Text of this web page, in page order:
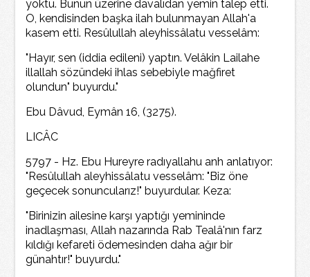
yoktu. Bunun üzerine davalıdan yemin talep etti.
O, kendisinden başka ilah bulunmayan Allah'a
kasem etti. Resûlullah aleyhissâlatu vesselâm:
"Hayır, sen (iddia edileni) yaptın. Velâkin Lailahe
illallah sözündeki ihlas sebebiyle mağfiret
olundun" buyurdu."
Ebu Dâvud, Eymân 16, (3275).
LICÂC
5797 - Hz. Ebu Hureyre radıyallahu anh anlatıyor:
"Resûlullah aleyhissâlatu vesselâm: "Biz öne
geçecek sonuncularız!" buyurdular. Keza:
"Birinizin ailesine karşı yaptığı yemininde
inadlaşması, Allah nazarında Rab Tealâ'nın farz
kıldığı kefareti ödemesinden daha ağır bir
günahtır!" buyurdu."